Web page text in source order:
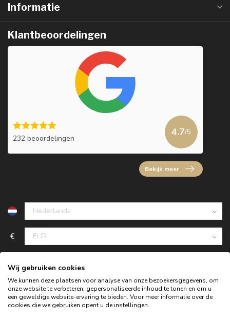
Informatie
Klantbeoordelingen
232 beoordelingen
4.7/5
Bekijk meer
€
Wij gebruiken cookies
We kunnen deze plaatsen voor analyse van onze bezoekersgegevens, om
onze website te verbeteren, gepersonaliseerde inhoud te tonen en om u
een geweldige website-ervaring te bieden. Voor meer informatie over de
cookies die we gebruiken opent u de instellingen.